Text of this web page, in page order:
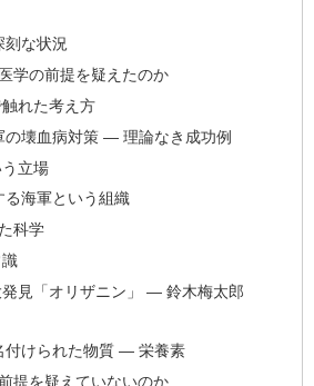
刻な状況
学の前提を疑えたのか
れた考え方
の壊血病対策 ― 理論なき成功例
立場
る海軍という組織
科学
発見「オリザニン」 ― 鈴木梅太郎
付けられた物質 ― 栄養素
提を疑えていないのか